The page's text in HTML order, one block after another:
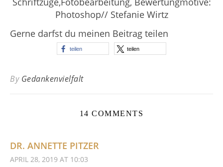
Photoshop// Stefanie Wirtz
Gerne darfst du meinen Beitrag teilen
teilen teilen
By Gedankenvielfalt
14 COMMENTS
DR. ANNETTE PITZER
APRIL 28, 2019 AT 10:03